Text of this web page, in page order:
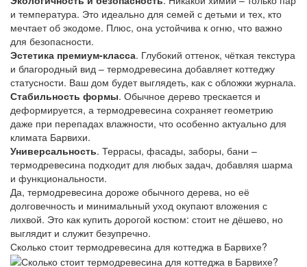
и температура. Это идеально для семей с детьми и тех, кто
мечтает об экодоме. Плюс, она устойчива к огню, что важно
для безопасности.
Эстетика премиум-класса. Глубокий оттенок, чёткая текстура
и благородный вид – термодревесина добавляет коттеджу
статусности. Ваш дом будет выглядеть, как с обложки журнала.
Стабильность формы. Обычное дерево трескается и
деформируется, а термодревесина сохраняет геометрию
даже при перепадах влажности, что особенно актуально для
климата Барвихи.
Универсальность. Террасы, фасады, заборы, бани –
термодревесина подходит для любых задач, добавляя шарма
и функциональности.
Да, термодревесина дороже обычного дерева, но её
долговечность и минимальный уход окупают вложения с
лихвой. Это как купить дорогой костюм: стоит не дёшево, но
выглядит и служит безупречно.
Сколько стоит термодревесина для коттеджа в Барвихе?